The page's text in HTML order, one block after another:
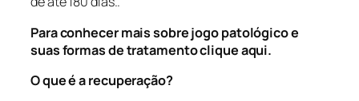
Para conhecer mais sobre jogo patológico e
suas formas de tratamento clique aqui.
O que é a recuperação?